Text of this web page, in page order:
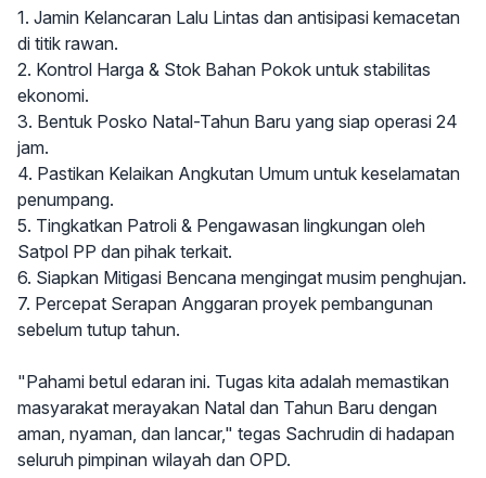
1. Jamin Kelancaran Lalu Lintas dan antisipasi kemacetan
di titik rawan.
2. Kontrol Harga & Stok Bahan Pokok untuk stabilitas
ekonomi.
3. Bentuk Posko Natal-Tahun Baru yang siap operasi 24
jam.
4. Pastikan Kelaikan Angkutan Umum untuk keselamatan
penumpang.
5. Tingkatkan Patroli & Pengawasan lingkungan oleh
Satpol PP dan pihak terkait.
6. Siapkan Mitigasi Bencana mengingat musim penghujan.
7. Percepat Serapan Anggaran proyek pembangunan
sebelum tutup tahun.
"Pahami betul edaran ini. Tugas kita adalah memastikan
masyarakat merayakan Natal dan Tahun Baru dengan
aman, nyaman, dan lancar," tegas Sachrudin di hadapan
seluruh pimpinan wilayah dan OPD.